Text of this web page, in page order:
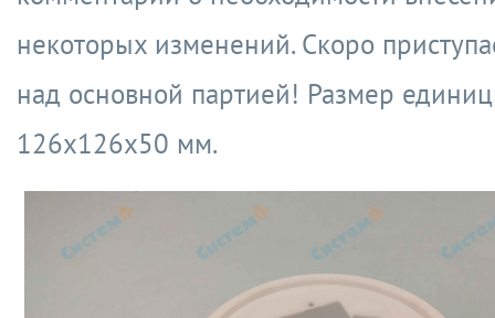
некоторых изменений. Скоро
над основной партией! Размер
126х126х50 мм.